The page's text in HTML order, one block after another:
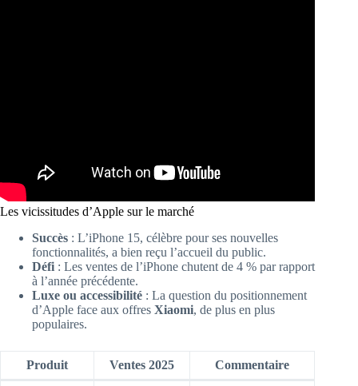
Les vicissitudes d’Apple sur le marché
Succès : L’iPhone 15, célèbre pour ses nouvelles
fonctionnalités, a bien reçu l’accueil du public.
Défi : Les ventes de l’iPhone chutent de 4 % par rapport
à l’année précédente.
Luxe ou accessibilité : La question du positionnement
d’Apple face aux offres Xiaomi, de plus en plus
populaires.
Produit Ventes 2025 Commentaire